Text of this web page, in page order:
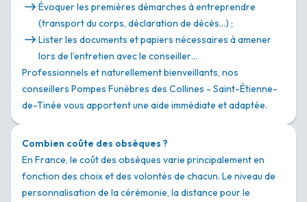
Évoquer les premières démarches à entreprendre
(transport du corps, déclaration de décès…) ;
Lister les documents et papiers nécessaires à amener
lors de l’entretien avec le conseiller…
Professionnels et naturellement bienveillants, nos
conseillers Pompes Funèbres des Collines - Saint-Étienne-
de-Tinée vous apportent une aide immédiate et adaptée.
Combien coûte des obsèques ?
En France, le coût des obsèques varie principalement en
fonction des choix et des volontés de chacun. Le niveau de
personnalisation de la cérémonie, la distance pour le